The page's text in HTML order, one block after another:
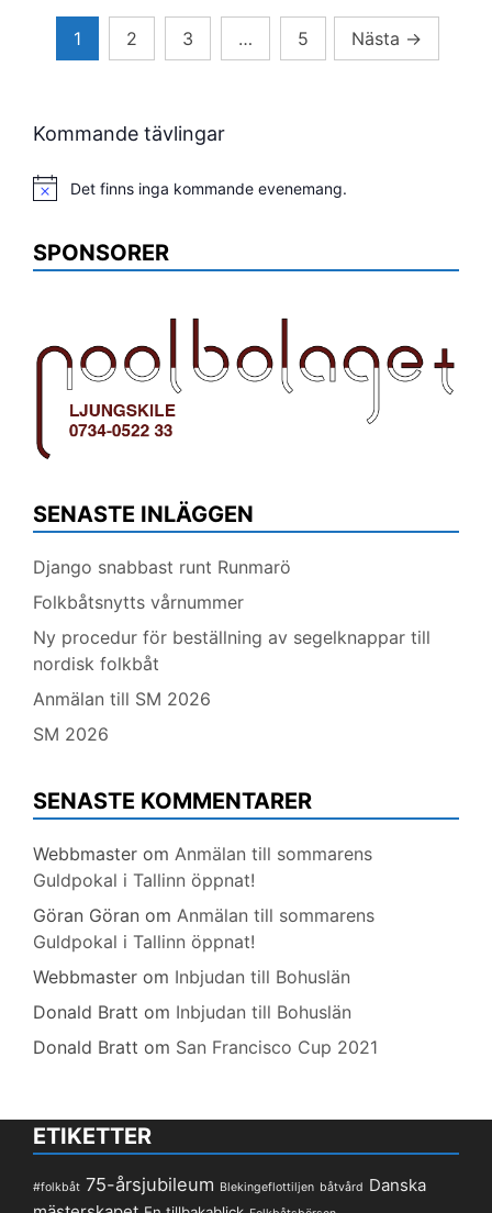
Sidnumrering
1 2 3 … 5 Nästa →
Kommande tävlingar
Notis Det finns inga kommande evenemang.
SPONSORER
SENASTE INLÄGGEN
Django snabbast runt Runmarö
Folkbåtsnytts vårnummer
Ny procedur för beställning av segelknappar till
nordisk folkbåt
Anmälan till SM 2026
SM 2026
SENASTE KOMMENTARER
Webbmaster om Anmälan till sommarens
Guldpokal i Tallinn öppnat!
Göran Göran om Anmälan till sommarens
Guldpokal i Tallinn öppnat!
Webbmaster om Inbjudan till Bohuslän
Donald Bratt om Inbjudan till Bohuslän
Donald Bratt om San Francisco Cup 2021
ETIKETTER
#folkbåt 75-årsjubileum Blekingeflottiljen båtvård Danska